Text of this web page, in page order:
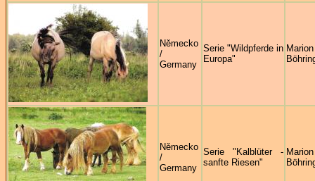
Německo
/
Germany
Serie "Wildpferde in
Europa"
Marion
Německo
/
Germany
Serie "Kalblüter -
sanfte Riesen"
Marion